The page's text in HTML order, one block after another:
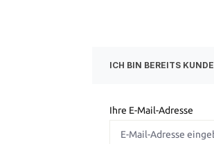
ICH BIN BEREITS KUNDE
Ihre E-Mail-Adresse